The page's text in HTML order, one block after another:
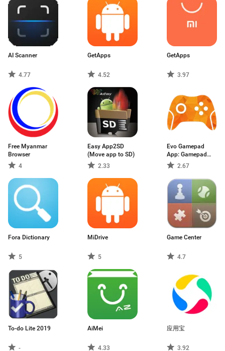
AI Scanner
4.77
GetApps
4.52
GetApps
3.97
Free Myanmar
Browser
4
Easy App2SD
(Move app to SD)
2.33
Evo Gamepad
App: Gamepad
Games
2.67
Fora Dictionary
5
MiDrive
5
Game Center
4.7
To-do Lite 2019
-
AiMei
4.33
应用宝
3.92